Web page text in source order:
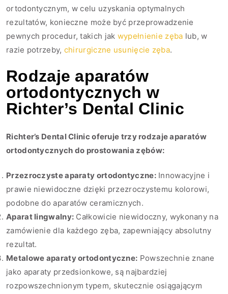
ortodontycznym, w celu uzyskania optymalnych
rezultatów, konieczne może być przeprowadzenie
pewnych procedur, takich jak wypełnienie zęba lub, w
razie potrzeby, chirurgiczne usunięcie zęba.
Rodzaje aparatów
ortodontycznych w
Richter’s Dental Clinic
Richter’s Dental Clinic oferuje trzy rodzaje aparatów
ortodontycznych do prostowania zębów:
Przezroczyste aparaty ortodontyczne:Innowacyjne i
prawie niewidoczne dzięki przezroczystemu kolorowi,
podobne do aparatów ceramicznych.
Aparat lingwalny: Całkowicie niewidoczny, wykonany na
zamówienie dla każdego zęba, zapewniający absolutny
rezultat.
Metalowe aparaty ortodontyczne: Powszechnie znane
jako aparaty przedsionkowe, są najbardziej
rozpowszechnionym typem, skutecznie osiągającym